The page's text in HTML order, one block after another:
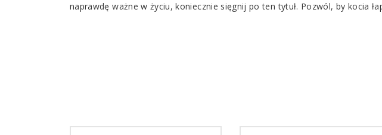
naprawdę ważne w życiu, koniecznie sięgnij po ten tytuł. Pozwól, by kocia